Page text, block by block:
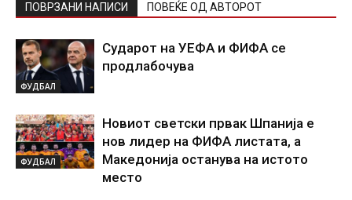
ПОВРЗАНИ НАПИСИ ПОВЕЌЕ ОД АВТОРОТ
ФУДБАЛ
Сударот на УЕФА и ФИФА се
продлабочува
ФУДБАЛ
Новиот светски првак Шпанија е
нов лидер на ФИФА листата, а
Македонија останува на истото
место